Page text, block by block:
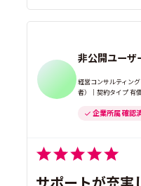
非公開ユーザ
経営コンサルティン
者）｜契約タイプ 有
企業所属 確認
サポートが充実